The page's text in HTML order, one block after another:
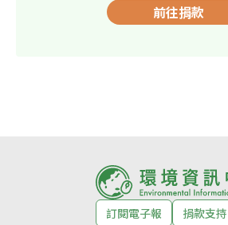
前往捐款
訂閱電子報 捐款支持